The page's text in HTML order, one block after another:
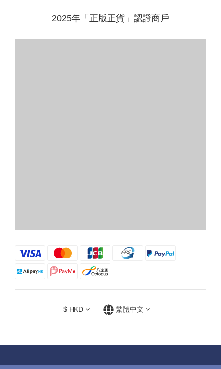
2025年「正版正貨」認證商戶
$ HKD 繁體中文